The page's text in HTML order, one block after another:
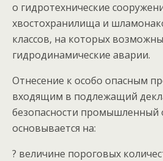
o гидротехнические
хвостохранилища и
классов, на которых возможны
гидродинамические аварии.
Отнесение к особо опасным
входящим в подлежащий
безопасности промышленный
основывается на:
? величине пороговых